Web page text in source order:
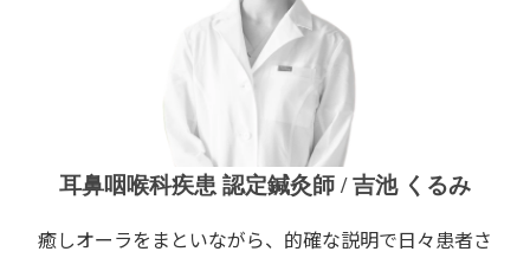
耳鼻咽喉科疾患 認定鍼灸師 / 吉池 くるみ
癒しオーラをまといながら、的確な説明で日々患者さ